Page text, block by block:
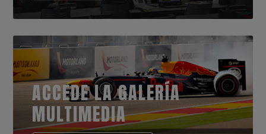
ACCEDE LA GALERÍA
MULTIMEDIA